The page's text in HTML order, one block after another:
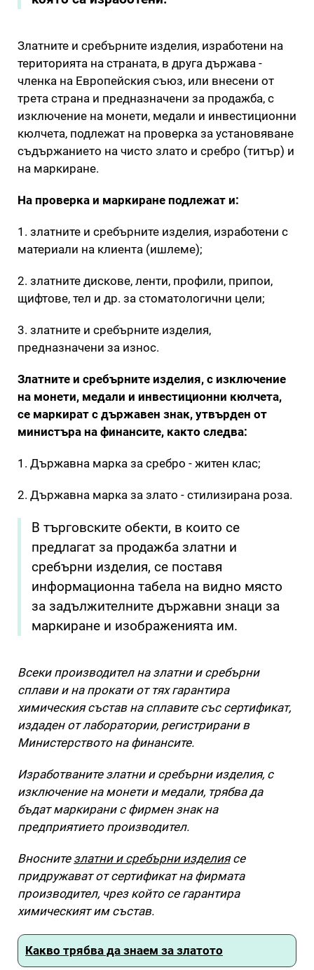
Златните и сребърните изделия, изработени на
територията на страната, в друга държава -
членка на Европейския съюз, или внесени от
трета страна и предназначени за продажба, с
изключение на монети, медали и инвестиционни
кюлчета, подлежат на проверка за установяване
съдържанието на чисто злато и сребро (титър) и
на маркиране.
На проверка и маркиране подлежат и:
1. златните и сребърните изделия, изработени с
материали на клиента (ишлеме);
2. златните дискове, ленти, профили, припои,
щифтове, тел и др. за стоматологични цели;
3. златните и сребърните изделия,
предназначени за износ.
Златните и сребърните изделия, с изключение
на монети, медали и инвестиционни кюлчета,
се маркират с държавен знак, утвърден от
министъра на финансите, както следва:
1. Държавна марка за сребро - житен клас;
2. Държавна марка за злато - стилизирана роза.
В търговските обекти, в които се
предлагат за продажба златни и
сребърни изделия, се поставя
информационна табела на видно място
за задължителните държавни знаци за
маркиране и изображенията им.
Всеки производител на златни и сребърни
сплави и на прокати от тях гарантира
химическия състав на сплавите със сертификат,
издаден от лаборатории, регистрирани в
Министерството на финансите.
Изработваните златни и сребърни изделия, с
изключение на монети и медали, трябва да
бъдат маркирани с фирмен знак на
предприятието производител.
Вносните златни и сребърни изделиясе
придружават от сертификат на фирмата
производител, чрез който се гарантира
химическият им състав.
Какво трябва да знаем за златото